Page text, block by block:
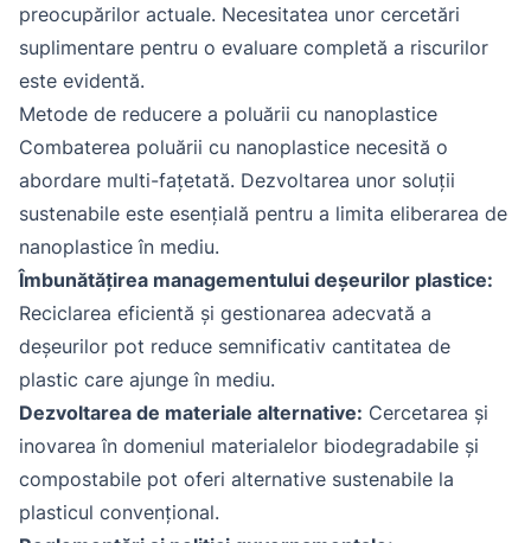
preocupărilor actuale. Necesitatea unor cercetări
suplimentare pentru o evaluare completă a riscurilor
este evidentă.
Metode de reducere a poluării cu nanoplastice
Combaterea poluării cu nanoplastice necesită o
abordare multi-fațetată. Dezvoltarea unor soluții
sustenabile este esențială pentru a limita eliberarea de
nanoplastice în mediu.
Îmbunătățirea managementului deșeurilor plastice:
Reciclarea eficientă și gestionarea adecvată a
deșeurilor pot reduce semnificativ cantitatea de
plastic care ajunge în mediu.
Dezvoltarea de materiale alternative: Cercetarea și
inovarea în domeniul materialelor biodegradabile și
compostabile pot oferi alternative sustenabile la
plasticul convențional.